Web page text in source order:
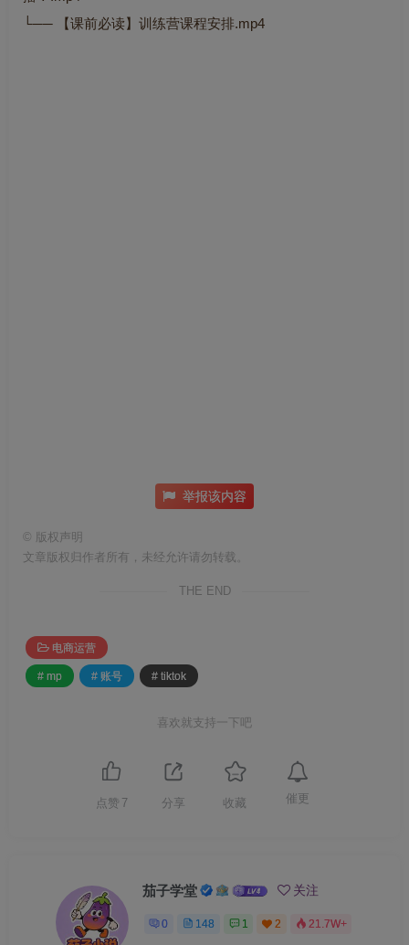
└── 【课前必读】训练营课程安排.mp4
举报该内容
© 版权声明
文章版权归作者所有，未经允许请勿转载。
THE END
电商运营
# mp # 账号 # tiktok
喜欢就支持一下吧
点赞 7 分享 收藏 催更
茄子学堂 关注
0 148 1 2 21.7W+